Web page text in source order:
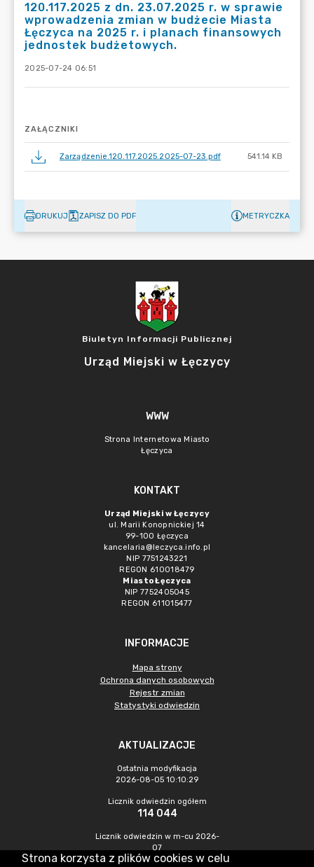
120.117.2025 z dn. 23.07.2025 r. w sprawie
wprowadzenia zmian w budżecie Miasta
Łęczyca na 2025 r. i planach finansowych
jednostek budżetowych.
2025-07-24 06:51
ZAŁĄCZNIKI
Zarządzenie.120.117.2025.2025-07-23.pdf 541.14 KB
DRUKUJ ZAPISZ DO PDF METRYCZKA
Biuletyn Informacji Publicznej
Urząd Miejski w Łęczycy
WWW
Strona Internetowa Miasto
Łęczyca
KONTAKT
Urząd Miejski w Łęczycy
ul. Marii Konopnickiej 14
99-100 Łęczyca
kancelaria@leczyca.info.pl
NIP 7751243221
REGON 610018479
Miasto Łęczyca
NIP 7752405045
REGON 611015477
INFORMACJE
Mapa strony
Ochrona danych osobowych
Rejestr zmian
Statystyki odwiedzin
AKTUALIZACJE
Ostatnia modyfikacja
2026-08-05 10:10:29
Licznik odwiedzin ogółem
114 044
Licznik odwiedzin w m-cu 2026-
07
563
Strona korzysta z plików cookies w celu